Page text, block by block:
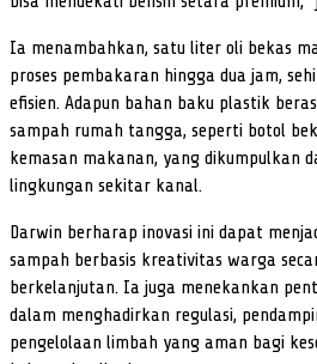
Ia menambahkan, satu liter oli bekas
proses pembakaran hingga dua jam,
efisien. Adapun bahan baku plastik
sampah rumah tangga, seperti botol
kemasan makanan, yang dikumpulkan
lingkungan sekitar kanal.
Darwin berharap inovasi ini dapat
sampah berbasis kreativitas warga
berkelanjutan. Ia juga menekankan
dalam menghadirkan regulasi,
pengelolaan limbah yang aman bagi